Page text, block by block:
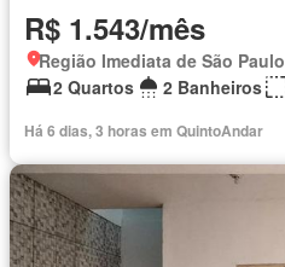
R$ 1.543/mês
2 Quartos
2 Banheiros
Há 6 dias, 3 horas em QuintoAndar